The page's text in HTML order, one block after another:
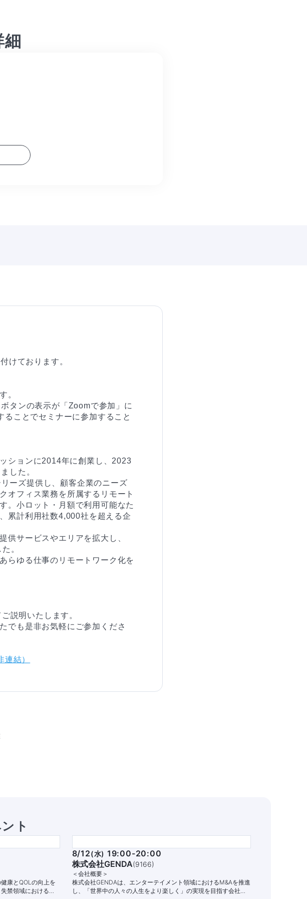
けております。
。
タンの表示が「Zoomで参加」に
ことでセミナーに参加すること
ションに2014年に創業し、2023
した。
ーズ提供し、顧客企業のニーズ
オフィス業務を所属するリモート
。小ロット・月額で利用可能なた
累計利用社数4,000社を超える企
供サービスやエリアを拡大し、
。
らゆる仕事のリモートワーク化を
説明いたします。
でも是非お気軽にご参加くださ
結）
ト
康とQOLの向上を
禁領域における自
8/12(水) 19:00-20:00
株式会社GENDA(9166)
＜会社概要＞
株式会社GENDAは、エンターテイメント領域におけるM&Aを推進
し、「世界中の人々の人生をより楽しく」の実現を目指す会社で